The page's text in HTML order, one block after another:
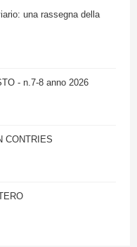
una rassegna della
- n.7-8 anno 2026
CONTRIES